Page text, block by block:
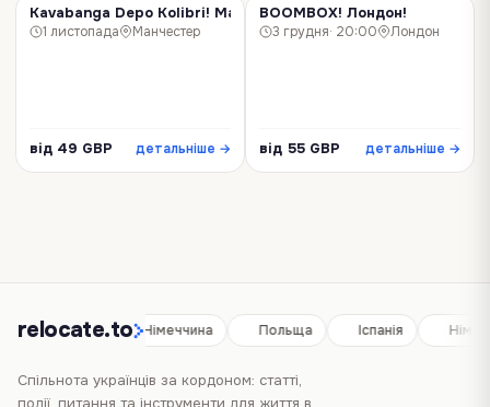
КОНЦЕРТ
Kavabanga Depo Kolibri! Манчестер!
1 листопада Манчестер
від 49 GBP детальніше →
КОНЦЕРТ
BOOMBOX! Лондон!
3 грудня· 20:00 Лондон
від 55 GBP детальніше →
relocate.to
Іспанія Німеччина Польща Іспанія
Спільнота українців за кордоном: статті,
події, питання та інструменти для життя в